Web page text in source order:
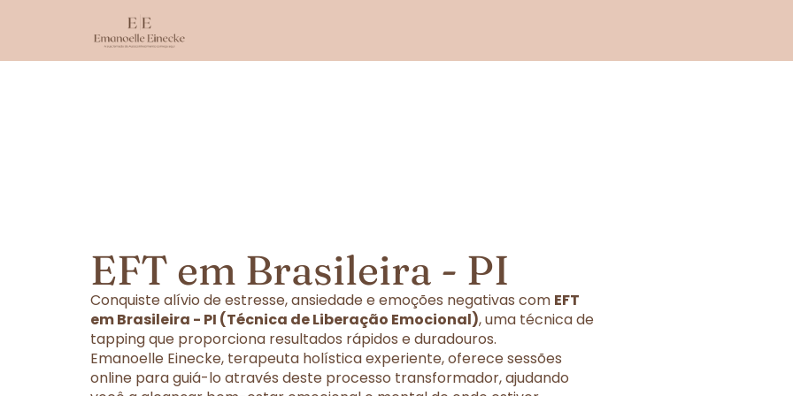
EFT em Brasileira - PI
Conquiste alívio de estresse, ansiedade e emoções negativas com EFT
em Brasileira - PI (Técnica de Liberação Emocional), uma técnica de
tapping que proporciona resultados rápidos e duradouros.
Emanoelle Einecke, terapeuta holística experiente, oferece sessões
online para guiá-lo através deste processo transformador, ajudando